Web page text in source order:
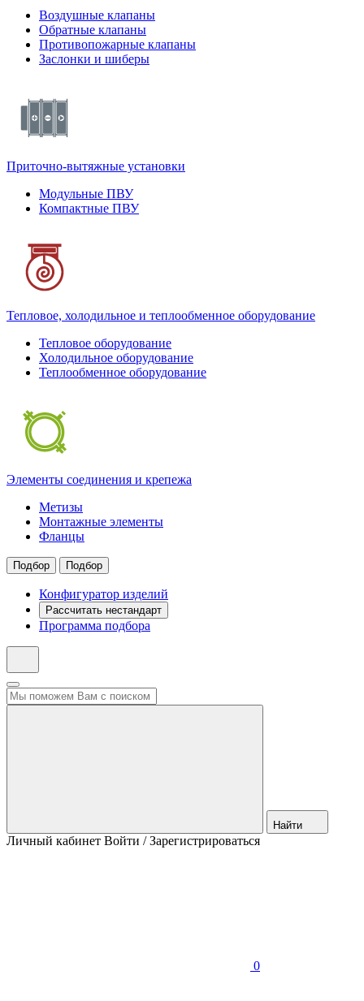
Воздушные клапаны
Обратные клапаны
Противопожарные клапаны
Заслонки и шиберы
Приточно-вытяжные установки
Модульные ПВУ
Компактные ПВУ
Тепловое, холодильное и теплообменное оборудование
Тепловое оборудование
Холодильное оборудование
Теплообменное оборудование
Элементы соединения и крепежа
Метизы
Монтажные элементы
Фланцы
Подбор Подбор
Конфигуратор изделий
Рассчитать нестандарт
Программа подбора
Найти
Личный кабинет Войти / Зарегистрироваться
0